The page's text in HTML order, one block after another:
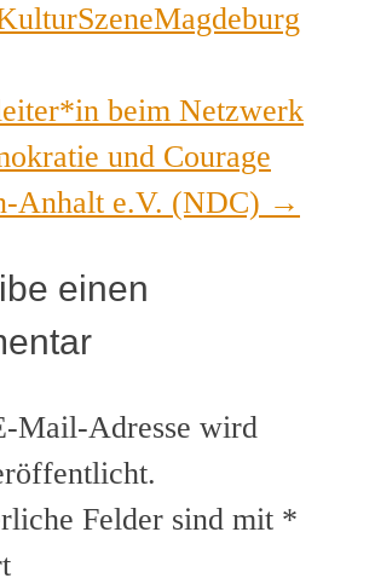
beim Netzwerk
und Courage
Anhalt e.V. (NDC) →
einen
Mail-Adresse wird
Felder sind mit *